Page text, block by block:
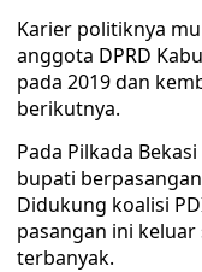
Karier politiknya
anggota DPRD
pada 2019 dan
berikutnya.
Pada Pilkada
bupati
Didukung koalisi
pasangan ini
terbanyak.